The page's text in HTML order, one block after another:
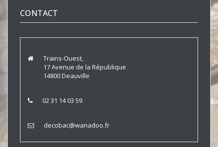
CONTACT
Trains-Ouest,
17 Avenue de la République
14800 Deauville
02 31 14 03 59
decobac@wanadoo.fr